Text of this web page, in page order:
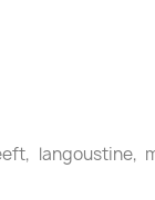
langoustine,